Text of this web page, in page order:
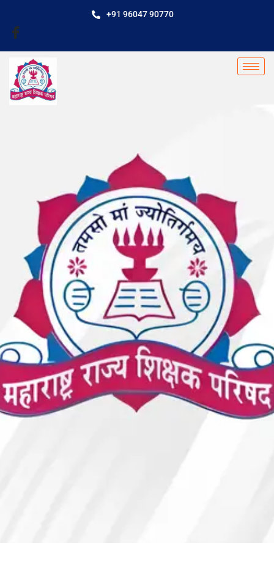
+91 96047 90770